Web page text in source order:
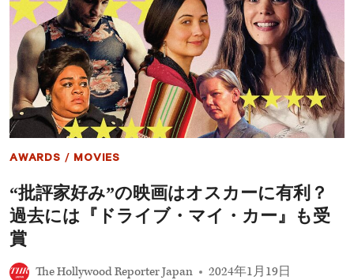
AWARDS / MOVIES
“批評家好み”の映画はオスカーに有利？
過去には『ドライブ・マイ・カー』も受
賞
The Hollywood Reporter Japan 2024年1月19日